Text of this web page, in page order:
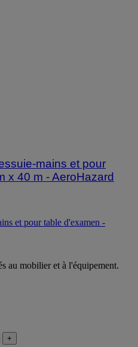
mains et pour
x 40 m - AeroHazard
et pour table d'examen -
au mobilier et à l'équipement.
+